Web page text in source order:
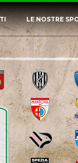
LE NOSTRE